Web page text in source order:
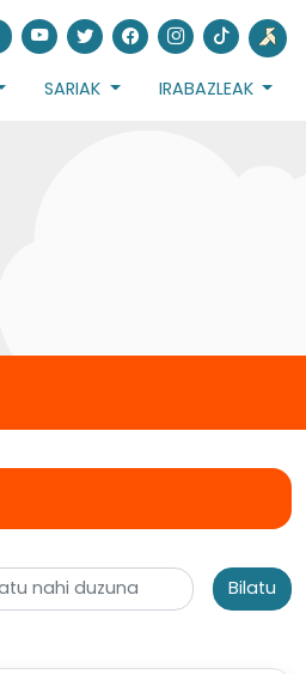
SARIAK IRABAZLEAK
Bilatu